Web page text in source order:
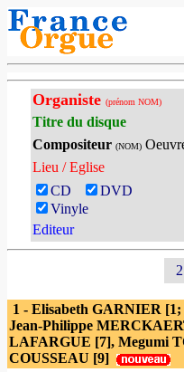
Organiste (prénom NOM)
Titre du disque
Compositeur (NOM)
Lieu / Eglise
CD
DVD
Vinyle
Editeur
1 - Elisabeth GARNIER
Jean-Philippe
LAFARGUE [7], Megumi
COUSSEAU [9]